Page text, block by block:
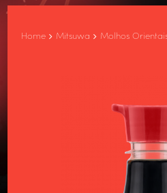
Home Mitsuwa Molhos